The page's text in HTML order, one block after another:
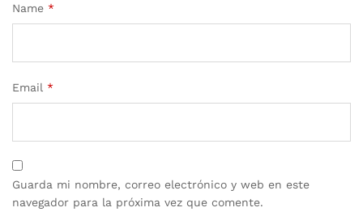
Name *
Email *
Guarda mi nombre, correo electrónico y web en este
navegador para la próxima vez que comente.